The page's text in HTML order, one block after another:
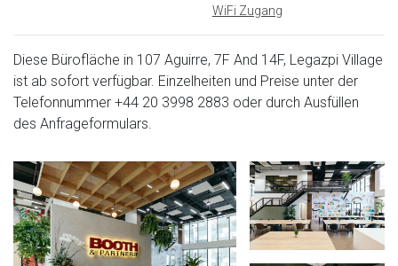
WiFi Zugang
Diese Bürofläche in 107 Aguirre, 7F And 14F, Legazpi Village
ist ab sofort verfügbar. Einzelheiten und Preise unter der
Telefonnummer +44 20 3998 2883 oder durch Ausfüllen
des Anfrageformulars.